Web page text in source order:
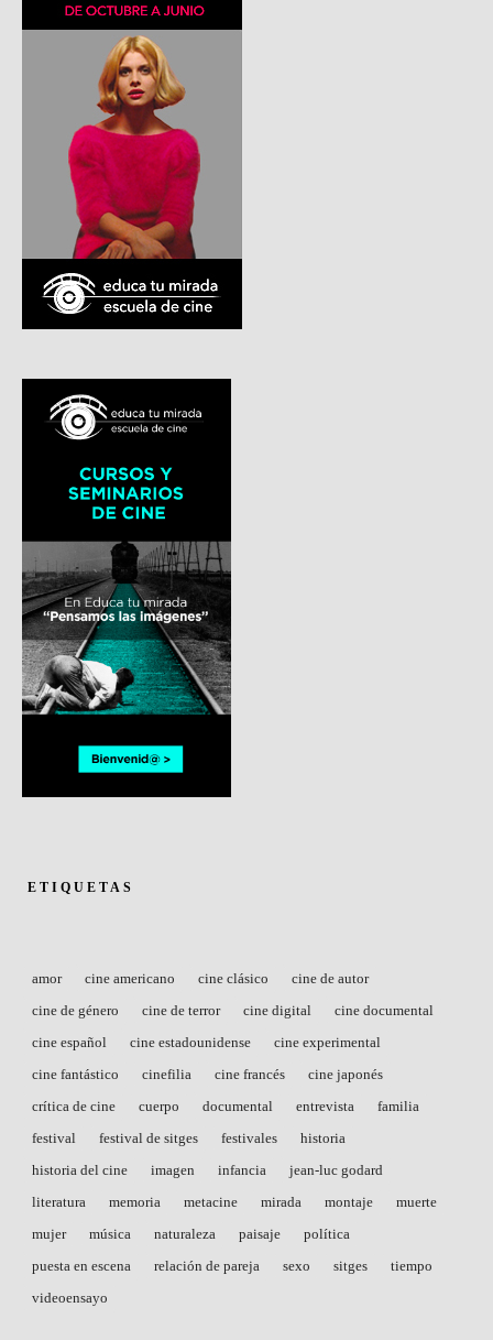
ETIQUETAS
amor cine americano cine clásico
cine de autor
cine de género
cine de terror cine digital
cine documental
cine español
cine estadounidense
cine experimental
cine fantástico
cinefilia cine francés
cine japonés
crítica de cine
cuerpo documental entrevista
familia
festival
festival de sitges festivales
historia
historia del cine
imagen infancia
jean-luc godard
literatura
memoria metacine mirada montaje
muerte
mujer
música naturaleza paisaje
política
puesta en escena
relación de pareja sexo sitges
tiempo
videoensayo